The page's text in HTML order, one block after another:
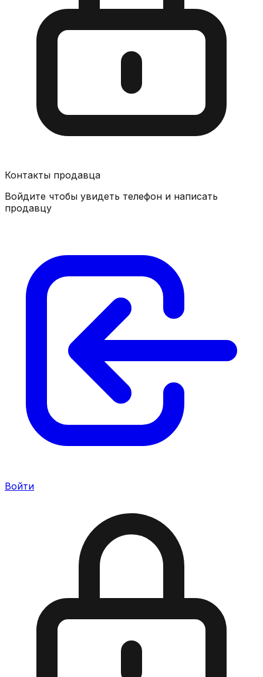
Контакты продавца
Войдите чтобы увидеть телефон и написать
продавцу
Войти